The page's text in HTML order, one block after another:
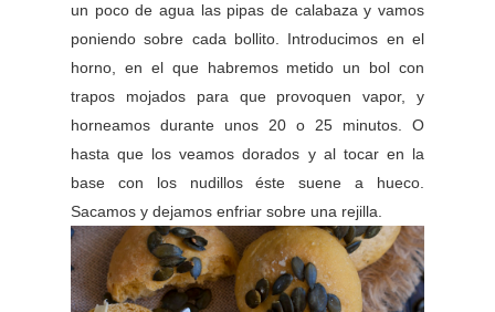
un poco de agua las pipas de calabaza y vamos
poniendo sobre cada bollito. Introducimos en el
horno, en el que habremos metido un bol con
trapos mojados para que provoquen vapor, y
horneamos durante unos 20 o 25 minutos. O
hasta que los veamos dorados y al tocar en la
base con los nudillos éste suene a hueco.
Sacamos y dejamos enfriar sobre una rejilla.